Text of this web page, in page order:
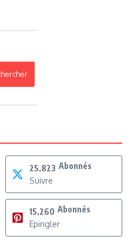
25,823 Abonnés
Suivre
15,260 Abonnés
Epingler